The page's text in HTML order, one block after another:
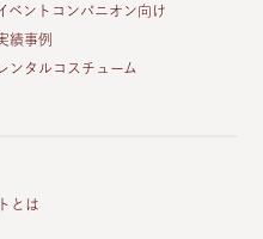
ベントコンパニオン向け
績事例
レンタルコスチューム
とは